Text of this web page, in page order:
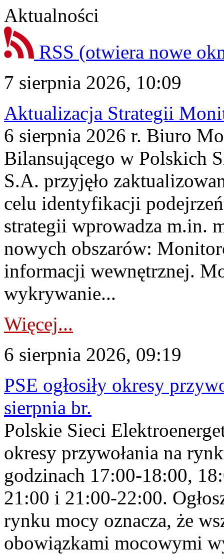
Aktualności
RSS (otwiera nowe
7 sierpnia 2026, 10:09
Aktualizacja Strategii
6 sierpnia 2026 r. Biuro
Bilansującego w Polskich
S.A. przyjęło
celu identyfikacji
strategii wprowadza m.in.
nowych obszarów:
informacji wewnętrznej.
wykrywanie...
Więcej...
6 sierpnia 2026, 09:19
PSE ogłosiły okresy
sierpnia br.
Polskie Sieci
okresy przywołania na
godzinach 17:00-18:00,
21:00 i 21:00-22:00.
rynku mocy oznacza, że
obowiązkami mocowymi